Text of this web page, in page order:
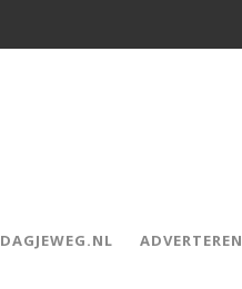
DAGJEWEG.NL ADVERTEREN